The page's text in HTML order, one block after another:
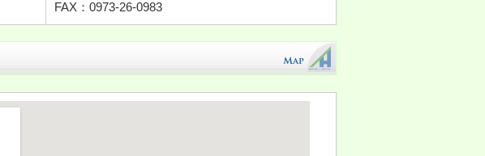
FAX：0973-26-0983